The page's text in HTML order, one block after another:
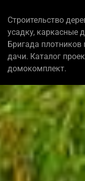
Строительство
усадку, каркасные
Бригада
дачи. Каталог
домокомплект.